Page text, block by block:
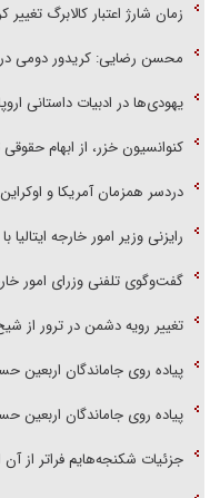
زمان شارژ اعتبار کالابرگ تغییر
محسن رضایی: کریدور دومی
یهودی‌ها در ادبیات داستانی
کنوانسیون خزر، از ابهام حقوقی
دردسر همزمان آمریکا و
رایزنی وزیر امور خارجه ایتالیا
گفت‌وگوی تلفنی وزرای امور
تغییر رویه دشمن در ترور از
پیاده روی جاماندگان اربعین
پیاده روی جاماندگان اربعین
جزئیات شکنجه‌هایم فراتر از